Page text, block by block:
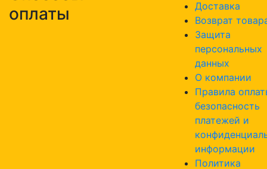
оплаты
Доставка
Возврат
Защита
персональных
данных
О компании
Правила
безопасность
платежей и
информации
Политика